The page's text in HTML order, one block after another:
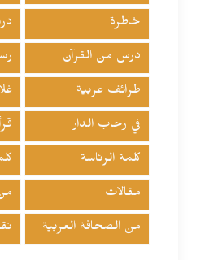
خاطرة
درس من القرآن
طرائف عربية
في رحاب الدار
كلمة الرئاسة
مقالات
من الصحافة العربية